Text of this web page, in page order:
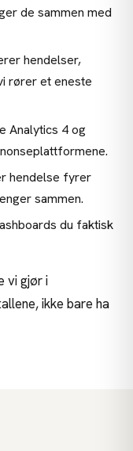
de sammen med
hendelser,
rører et eneste
Analytics 4 og
hendelse fyrer
sammen.
du faktisk
vi gjør i
ikke bare ha